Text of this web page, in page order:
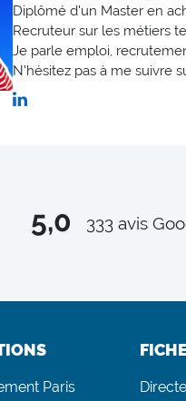
Diplômé d'un Master en
Recruteur sur les métiers
Je parle emploi,
N'hésitez pas à me suivre
5,0 333 avis
Paris